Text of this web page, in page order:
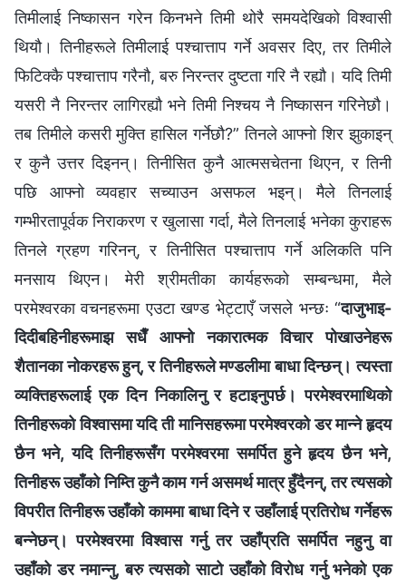
तिमीलाई निष्कासन गरेन किनभने तिमी थोरै समयदेखिको विश्‍वासी
थियौ। तिनीहरूले तिमीलाई पश्‍चात्ताप गर्ने अवसर दिए, तर तिमीले
फिटिक्‍कै पश्‍चात्ताप गरैनौ, बरु निरन्तर दुष्टता गरि नै रह्यौ। यदि तिमी
यसरी नै निरन्तर लागिरह्यौ भने तिमी निश्‍चय नै निष्कासन गरिनेछौ।
तब तिमीले कसरी मुक्ति हासिल गर्नेछौ?” तिनले आफ्नो शिर झुकाइन्
र कुनै उत्तर दिइनन्। तिनीसित कुनै आत्मसचेतना थिएन, र तिनी
पछि आफ्नो व्यवहार सच्याउन असफल भइन्। मैले तिनलाई
गम्भीरतापूर्वक निराकरण र खुलासा गर्दा, मैले तिनलाई भनेका कुराहरू
तिनले ग्रहण गरिनन्, र तिनीसित पश्‍चात्ताप गर्ने अलिकति पनि
मनसाय थिएन। मेरी श्रीमतीका कार्यहरूको सम्बन्धमा, मैले
परमेश्‍वरका वचनहरूमा एउटा खण्ड भेट्टाएँ जसले भन्छः “दाजुभाइ-
दिदीबहिनीहरूमाझ सधैँ आफ्नो नकारात्मक विचार पोखाउनेहरू
शैतानका नोकरहरू हुन्, र तिनीहरूले मण्डलीमा बाधा दिन्छन्। त्यस्ता
व्यक्तिहरूलाई एक दिन निकालिनु र हटाइनुपर्छ। परमेश्‍वरमाथिको
तिनीहरूको विश्‍वासमा यदि ती मानिसहरूमा परमेश्‍वरको डर मान्ने हृदय
छैन भने, यदि तिनीहरूसँग परमेश्‍वरमा समर्पित हुने हृदय छैन भने,
तिनीहरू उहाँको निम्ति कुनै काम गर्न असमर्थ मात्र हुँदैनन्, तर त्यसको
विपरीत तिनीहरू उहाँको काममा बाधा दिने र उहाँलाई प्रतिरोध गर्नेहरू
बन्नेछन्। परमेश्‍वरमा विश्‍वास गर्नु तर उहाँप्रति समर्पित नहुनु वा
उहाँको डर नमान्नु, बरु त्यसको साटो उहाँको विरोध गर्नु भनेको एक